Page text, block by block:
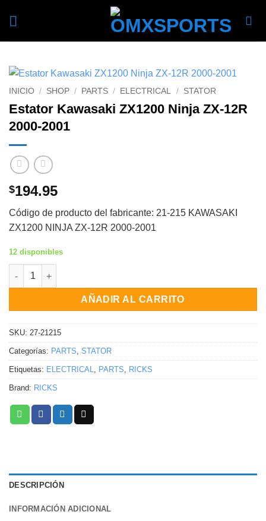
INICIO / SHOP / PARTS / ELECTRICAL / STATOR
Estator Kawasaki ZX1200 Ninja ZX-12R
2000-2001
$194.95
Código de producto del fabricante: 21-215 KAWASAKI
ZX1200 NINJA ZX-12R 2000-2001
12 disponibles
Estator Kawasaki ZX1200 Ninja ZX-12R 2000-2001 cantidad
AÑADIR AL CARRITO
SKU: 27-21215
Categorías: PARTS, STATOR
Etiquetas: ELECTRICAL, PARTS, RICKS
Brand: RICKS
DESCRIPCIÓN
INFORMACIÓN ADICIONAL